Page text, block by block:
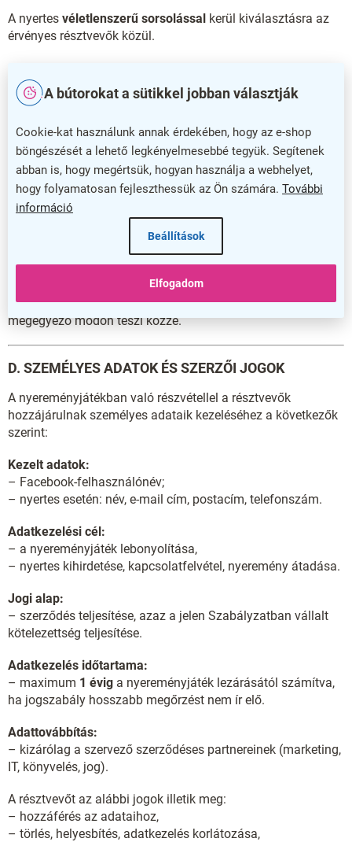
A bútorokat a sütikkel jobban választják
Cookie-kat használunk annak érdekében, hogy az e-shop
böngészését a lehető legkényelmesebbé tegyük. Segítenek
abban is, hogy megértsük, hogyan használja a webhelyet,
hogy folyamatosan fejleszthessük az Ön számára. További
információ
Beállítások
Elfogadom
A nyertes véletlenszerű sorsolással kerül kiválasztásra az
érvényes résztvevők közül.
keresztül köteles felvenni a kapcsolatot a szervezővel
rauman.hu Facebook-oldal), és megadni a nyeremény
nem jelentkezik, a szervező3 napon belül új sorsolást
végez, és az új nyertest ugyanígy hirdeti ki.
Ha a nyertes elutasítja a nyereményt, új sorsolásra kerül sor.
nem átruházható, nem váltható pénzre
más teljesítésre. A nyereményrejogi igény nem
A szervező fenntartja a jogot a szabályzat módosítására. A
módosításokat megfelelő indoklással, az eredetivel
megegyező módon teszi közzé.
D. SZEMÉLYES ADATOK ÉS SZERZŐI JOGOK
A nyereményjátékban való részvétellel a résztvevők
hozzájárulnak személyes adataik kezeléséhez a következők
szerint:
Kezelt adatok:
– Facebook-felhasználónév;
– nyertes esetén: név, e-mail cím, postacím, telefonszám.
Adatkezelési cél:
– a nyereményjáték lebonyolítása,
– nyertes kihirdetése, kapcsolatfelvétel, nyeremény átadása.
Jogi alap:
– szerződés teljesítése, azaz a jelen Szabályzatban vállalt
kötelezettség teljesítése.
Adatkezelés időtartama:
– maximum 1 évig a nyereményjáték lezárásától számítva,
ha jogszabály hosszabb megőrzést nem ír elő.
Adattovábbítás:
– kizárólag a szervező szerződéses partnereinek (marketing,
IT, könyvelés, jog).
A résztvevőt az alábbi jogok illetik meg:
– hozzáférés az adataihoz,
– törlés, helyesbítés, adatkezelés korlátozása,